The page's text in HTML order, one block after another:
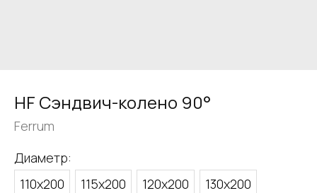
HF Сэндвич-колено 90°
Ferrum
Диаметр:
110х200
115х200 120х200
130х200